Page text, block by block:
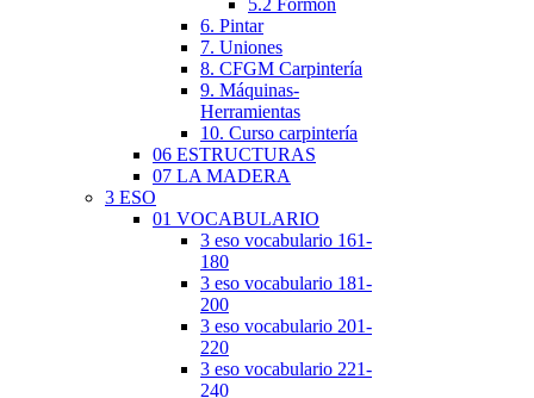
6. Pintar
7. Uniones
8. CFGM Carpintería
9. Máquinas-
Herramientas
10. Curso carpintería
06 ESTRUCTURAS
07 LA MADERA
3 ESO
01 VOCABULARIO
3 eso vocabulario 161-
180
3 eso vocabulario 181-
200
3 eso vocabulario 201-
220
3 eso vocabulario 221-
240